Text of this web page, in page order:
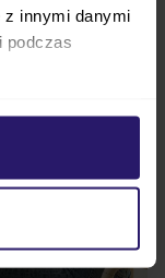
z innymi danymi
podczas
lata